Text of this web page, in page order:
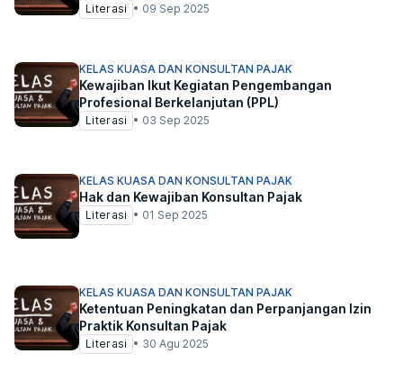
Literasi • 09 Sep 2025
KELAS KUASA DAN KONSULTAN PAJAK
Kewajiban Ikut Kegiatan Pengembangan
Profesional Berkelanjutan (PPL)
Literasi • 03 Sep 2025
KELAS KUASA DAN KONSULTAN PAJAK
Hak dan Kewajiban Konsultan Pajak
Literasi • 01 Sep 2025
KELAS KUASA DAN KONSULTAN PAJAK
Ketentuan Peningkatan dan Perpanjangan Izin
Praktik Konsultan Pajak
Literasi • 30 Agu 2025